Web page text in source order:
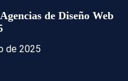
de Diseño Web
de 2025